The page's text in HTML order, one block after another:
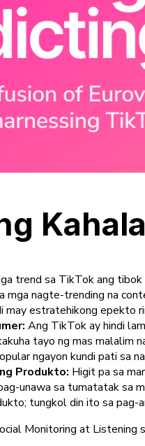
trend sa TikTok ang tibok
mga nagte-trending na
may estratehikong epekto
Ang TikTok ay hindi
tayo ng mas malalim
ngayon kundi pati sa
Produkto: Higit pa sa
unawa sa tumatatak sa
tungkol din ito sa pag-
Monitoring at Listening